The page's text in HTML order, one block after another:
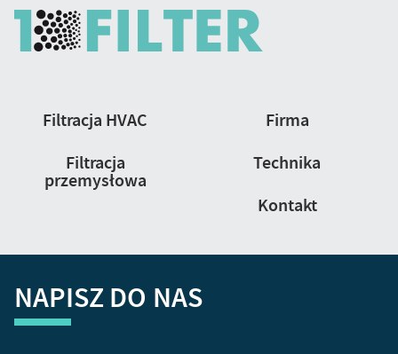
Filtracja HVAC
Filtracja
przemysłowa
Firma
Technika
Kontakt
NAPISZ DO NAS